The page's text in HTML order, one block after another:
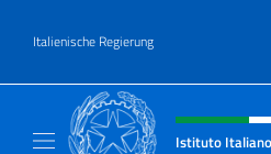
Italienische Regierung
Header-Site,
Istituto